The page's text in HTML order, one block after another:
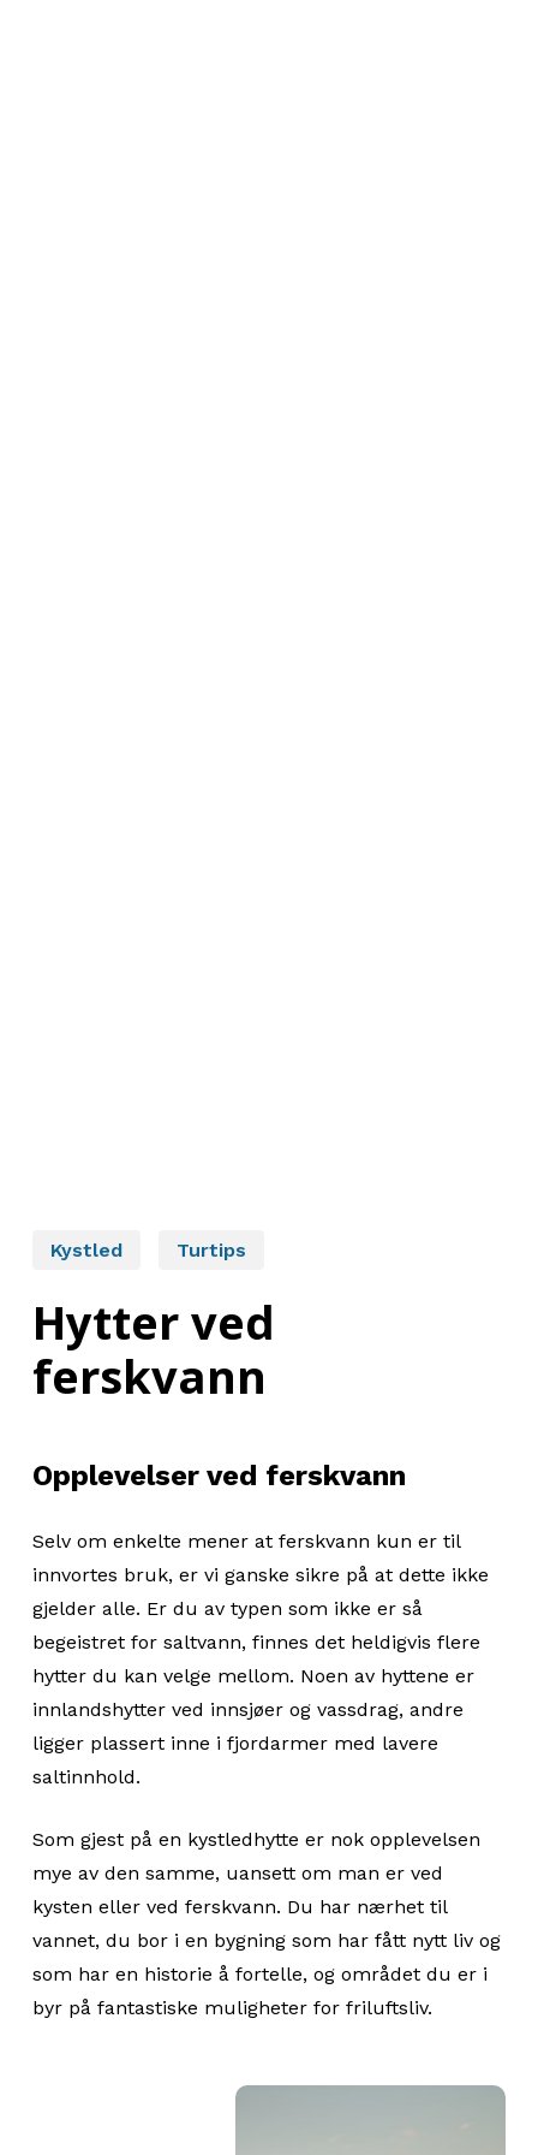
Kystled Turtips
Hytter ved
ferskvann
Opplevelser ved ferskvann
Selv om enkelte mener at ferskvann kun er til
innvortes bruk, er vi ganske sikre på at dette ikke
gjelder alle. Er du av typen som ikke er så
begeistret for saltvann, finnes det heldigvis flere
hytter du kan velge mellom. Noen av hyttene er
innlandshytter ved innsjøer og vassdrag, andre
ligger plassert inne i fjordarmer med lavere
saltinnhold.
Som gjest på en kystledhytte er nok opplevelsen
mye av den samme, uansett om man er ved
kysten eller ved ferskvann. Du har nærhet til
vannet, du bor i en bygning som har fått nytt liv og
som har en historie å fortelle, og området du er i
byr på fantastiske muligheter for friluftsliv.